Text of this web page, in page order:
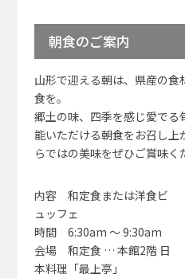
朝食のご案内
山形で迎える朝は、県産の
食を。
郷土の味、四季を感じ愛でる
能いただける朝食をお召し上
らではの美味をぜひご賞味く
内容 和定食または洋食ビ
ュッフェ
時間 6:30am ～ 9:30am
会場 和定食 … 本館2階 日
本料理「最上亭」